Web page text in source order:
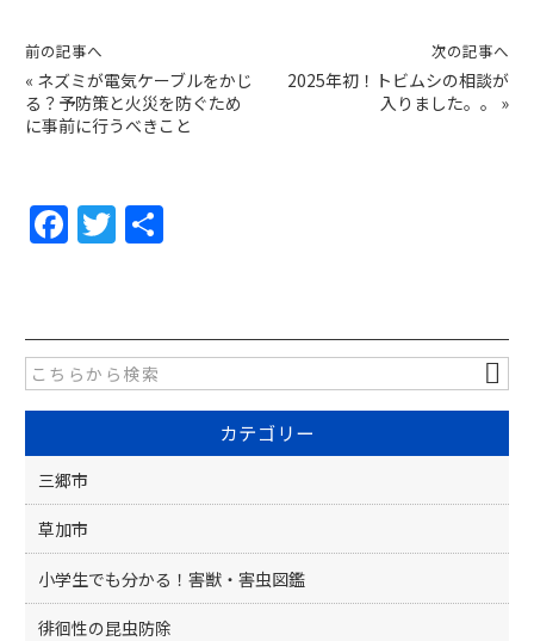
前の記事へ
« ネズミが電気ケーブルをかじ
る？予防策と火災を防ぐため
に事前に行うべきこと
次の記事へ
2025年初！トビムシの相談が
入りました。。
»
F
a
e
b
o
o
k
T
w
er
カテゴリー
三郷市
草加市
小学生でも分かる！害獣・害虫図鑑
徘徊性の昆虫防除